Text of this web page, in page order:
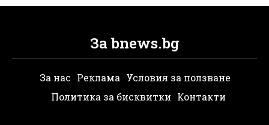
За bnews.bg
За нас Реклама Условия за ползване
Политика за бисквитки Контакти